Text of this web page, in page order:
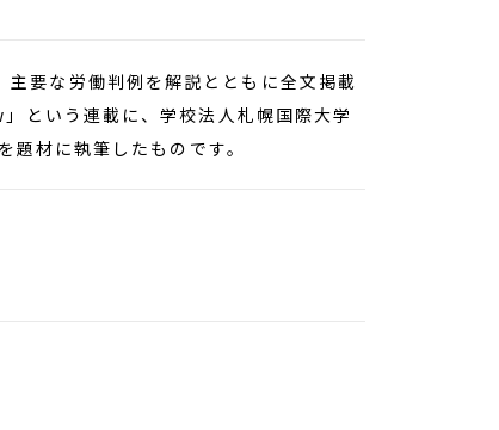
要な労働判例を解説とともに全文掲載
という連載に、学校法人札幌国際大学
材に執筆したものです。